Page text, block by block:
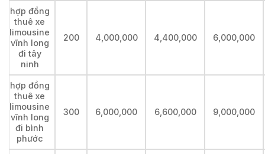
hợp đồng
thuê xe
limousine
vĩnh long
đi tây
ninh
200 4,000,000 4,400,000 6,000,000
hợp đồng
thuê xe
limousine
vĩnh long
đi bình
phước
300 6,000,000 6,600,000 9,000,000